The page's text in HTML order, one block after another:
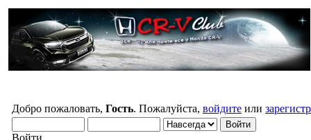
Добро пожаловать, Гость. Пожалуйста, войдите или
Войти